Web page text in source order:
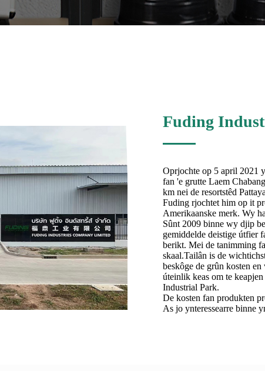
Fuding
Oprjochte op 5 april 2021
fan 'e grutte Laem
km nei de resortstêd
Fuding rjochtet him op it
Amerikaanske merk. Wy
Sûnt 2009 binne wy ​​djip
gemiddelde deistige útfier
berikt. Mei de tanimming
skaal.Tailân is de
beskôge de grûn kosten
úteinlik keas om te
Industrial Park.
De kosten fan produkten
As jo ​​​​ynteressearre binne